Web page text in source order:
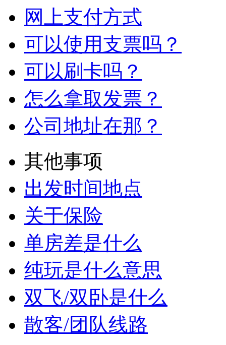
网上支付方式
可以使用支票吗？
可以刷卡吗？
怎么拿取发票？
公司地址在那？
其他事项
出发时间地点
关于保险
单房差是什么
纯玩是什么意思
双飞/双卧是什么
散客/团队线路